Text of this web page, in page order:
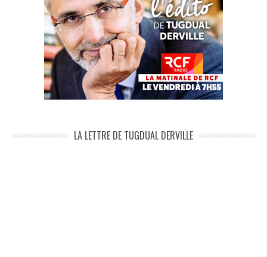
LA LETTRE DE TUGDUAL DERVILLE